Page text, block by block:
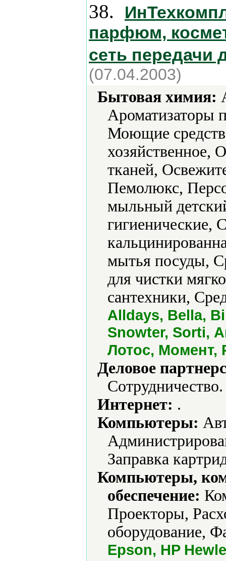
38.
парфюм,
сеть передачи
(07.04.2003)
Бытовая химия:
Ароматизаторы
Моющие
хозяйственное,
тканей,
Пемолюкс,
мыльный
гигиенические,
мытья посуды,
для чистки
сантехники,
Alldays, Bella,
Snowter, Sorti,
Лотос, Момент,
Деловое
Сотрудничество.
Интернет: .
Компьютеры:
Заправка
Компьютеры,
обеспечение:
Проекторы,
оборудование,
Epson, HP